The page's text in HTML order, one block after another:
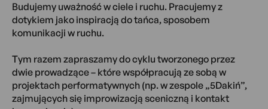
Budujemy uważność w ciele i ruchu. Pracujemy z
dotykiem jako inspiracją do tańca, sposobem
komunikacji w ruchu.
Tym razem zapraszamy do cyklu tworzonego przez
dwie prowadzące – które współpracują ze sobą w
projektach performatywnych (np. w zespole „5Dakiń”,
zajmujących się improwizacją sceniczną i kontakt